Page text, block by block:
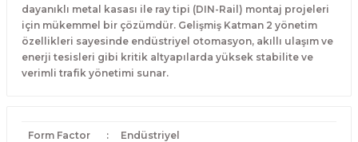
dayanıklı metal kasası ile ray tipi (DIN-Rail) montaj projeleri
için mükemmel bir çözümdür. Gelişmiş Katman 2 yönetim
özellikleri sayesinde endüstriyel otomasyon, akıllı ulaşım ve
enerji tesisleri gibi kritik altyapılarda yüksek stabilite ve
verimli trafik yönetimi sunar.
Form Factor : Endüstriyel